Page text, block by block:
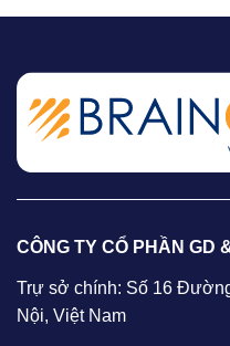
CÔNG TY CỔ PHẦN GD
Trự sở chính: Số 16
Nội, Việt Nam